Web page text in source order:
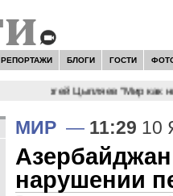
РЕПОРТАЖИ БЛОГИ ГОСТИ
Сергей Цыпляев "Мир как
МИР — 11:29 10
нарушении